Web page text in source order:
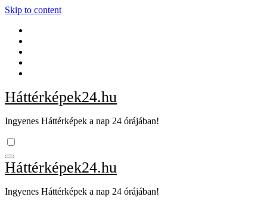
Skip to content
Háttérképek24.hu
Ingyenes Háttérképek a nap 24 órájában!
Háttérképek24.hu
Ingyenes Háttérképek a nap 24 órájában!